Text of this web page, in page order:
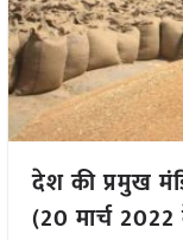
देश की प्रमुख
(20 मार्च